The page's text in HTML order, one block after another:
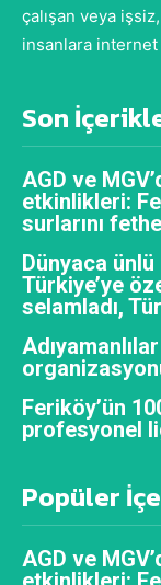
çalışan veya
insanlara internet
Son
AGD ve
etkinlikleri:
surlarını
Dünyaca
Türkiye’ye
selamladı,
Feriköy’ün
profesyonel
Popüler
AGD ve